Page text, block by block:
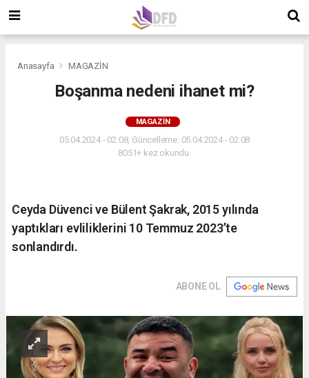
Anasayfa MAGAZİN
Boşanma nedeni ihanet mi?
MAGAZİN
05.04.2024 - 02:08, Güncelleme: 05.04.2024 - 02:08
8051+ kez okundu.
Ceyda Düvenci ve Bülent Şakrak, 2015 yılında
yaptıkları evliliklerini 10 Temmuz 2023’te
sonlandırdı.
ABONE OL